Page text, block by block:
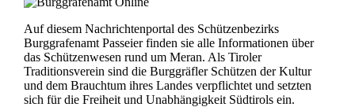
Auf diesem Nachrichtenportal des Schützenbezirks
Burggrafenamt Passeier finden sie alle Informationen über
das Schützenwesen rund um Meran. Als Tiroler
Traditionsverein sind die Burggräfler Schützen der Kultur
und dem Brauchtum ihres Landes verpflichtet und setzten
sich für die Freiheit und Unabhängigkeit Südtirols ein.